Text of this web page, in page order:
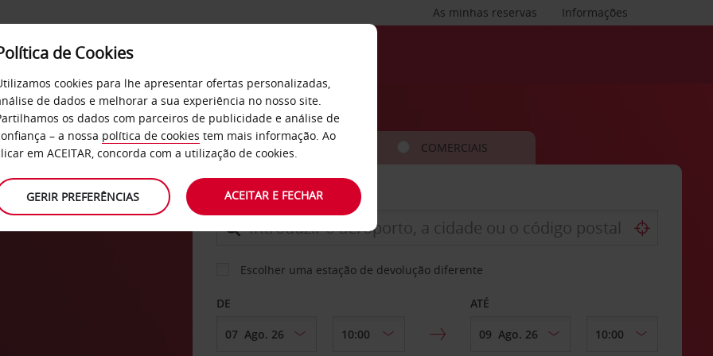
Informações
As minhas reservas
SERVIÇOS EMPRESAS
CARRO COMERCIAIS
LEVANTAR EM
Escolher uma estação de devolução diferente
DE ATÉ
de Cookies
cookies para lhe apresentar ofertas personalizadas,
de dados e melhorar a sua experiência no nosso site.
os dados com parceiros de publicidade e análise de
– a nossa política de cookies tem mais informação. Ao
em ACEITAR, concorda com a utilização de cookies.
GERIR PREFERÊNCIAS ACEITAR E FECHAR